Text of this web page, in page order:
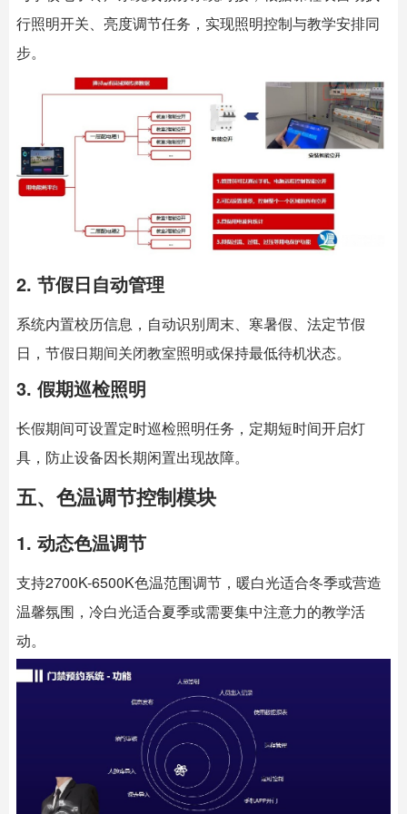
行照明开关、亮度调节任务，实现照明控制与教学安排同
步。
2. 节假日自动管理
系统内置校历信息，自动识别周末、寒暑假、法定节假
日，节假日期间关闭教室照明或保持最低待机状态。
3. 假期巡检照明
长假期间可设置定时巡检照明任务，定期短时间开启灯
具，防止设备因长期闲置出现故障。
五、色温调节控制模块
1. 动态色温调节
支持2700K-6500K色温范围调节，暖白光适合冬季或营造
温馨氛围，冷白光适合夏季或需要集中注意力的教学活
动。